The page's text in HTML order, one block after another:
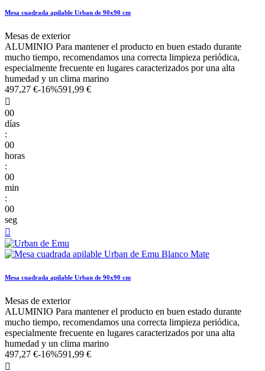
Mesa cuadrada apilable Urban de 90x90 cm
Mesas de exterior
ALUMINIO Para mantener el producto en buen estado durante
mucho tiempo, recomendamos una correcta limpieza periódica,
especialmente frecuente en lugares caracterizados por una alta
humedad y un clima marino
497,27 €-16%591,99 €

00
días
:
00
horas
:
00
min
:
00
seg

Mesa cuadrada apilable Urban de 90x90 cm
Mesas de exterior
ALUMINIO Para mantener el producto en buen estado durante
mucho tiempo, recomendamos una correcta limpieza periódica,
especialmente frecuente en lugares caracterizados por una alta
humedad y un clima marino
497,27 €-16%591,99 €
